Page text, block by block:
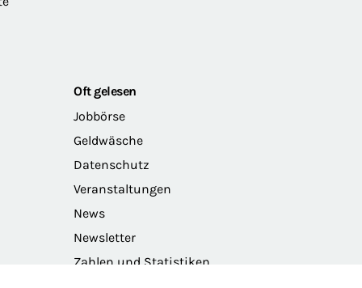
Oft gelesen
Jobbörse
Geldwäsche
Datenschutz
Veranstaltungen
News
Newsletter
Zahlen und Statistiken